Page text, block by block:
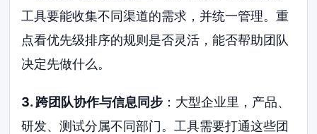
工具要能收集不同渠道的需求，并统一管理。重
点看优先级排序的规则是否灵活，能否帮助团队
决定先做什么。
3. 跨团队协作与信息同步 ：大型企业里，产品、
研发、测试分属不同部门。工具需要打通这些团